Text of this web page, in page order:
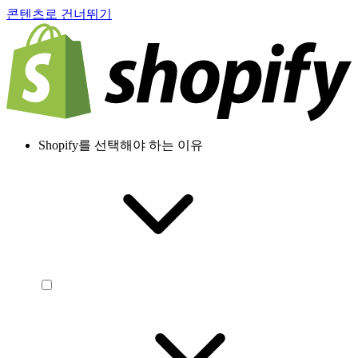
콘텐츠로 건너뛰기
Shopify를 선택해야 하는 이유